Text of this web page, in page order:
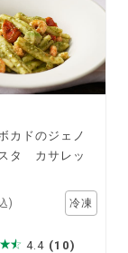
カドのジェノ
タ カサレッ
)
4.4 (10)